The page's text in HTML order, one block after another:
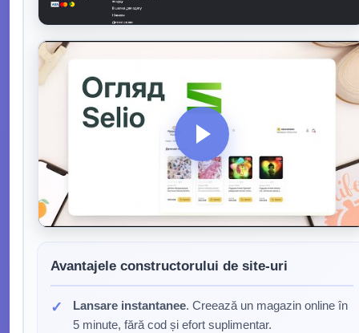
Avantajele constructorului de site-uri
Lansare instantanee. Creează un magazin online în
5 minute, fără cod și efort suplimentar.